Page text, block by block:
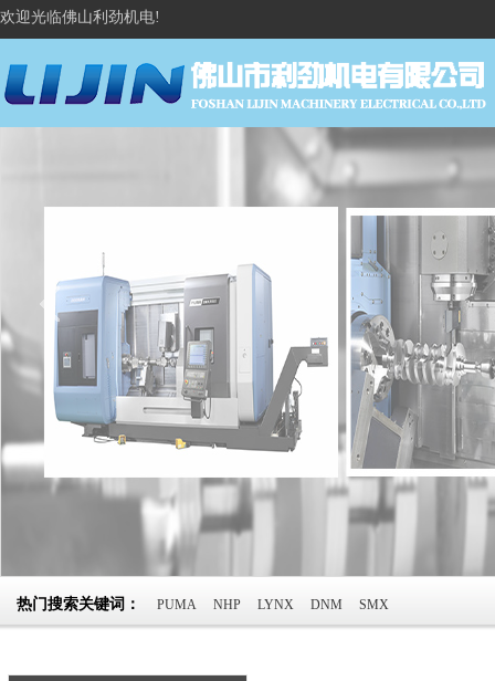
欢迎光临佛山利劲机电!
热门搜索关键词： PUMA NHP LYNX DNM SMX